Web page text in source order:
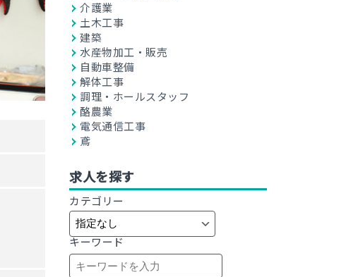
介護業
土木工事
建築
水産物加工・販売
自動車整備
解体工事
調理・ホールスタッフ
酪農業
電気通信工事
鳶
求人を探す
カテゴリー
キーワード